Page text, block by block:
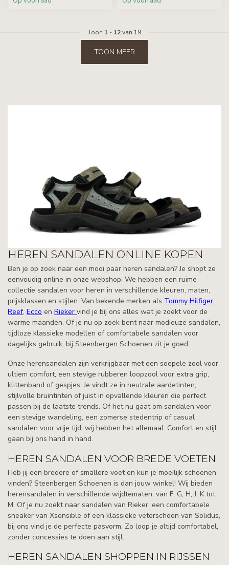
Toon 1 - 12van 19
TOON MEER
HEREN SANDALEN ONLINE KOPEN
Ben je op zoek naar een mooi paar heren sandalen? Je shopt ze
eenvoudig online in onze webshop. We hebben een ruime
collectie sandalen voor heren in verschillende kleuren, maten,
prijsklassen en stijlen. Van bekende merken als Tommy Hilfiger,
Reef, Ecco en Rieker vind je bij ons alles wat je zoekt voor de
warme maanden. Of je nu op zoek bent naar modieuze sandalen,
tijdloze klassieke modellen of comfortabele sandalen voor
dagelijks gebruik, bij Steenbergen Schoenen zit je goed.
Onze herensandalen zijn verkrijgbaar met een soepele zool voor
ultiem comfort, een stevige rubberen loopzool voor extra grip,
klittenband of gespjes. Je vindt ze in neutrale aardetinten,
stijlvolle bruintinten of juist in opvallende kleuren die perfect
passen bij de laatste trends. Of het nu gaat om sandalen voor
een stevige wandeling, een zomerse stedentrip of casual
sandalen voor vrije tijd, wij hebben het allemaal. Comfort en stijl
gaan bij ons hand in hand.
HEREN SANDALEN VOOR BREDE VOETEN
Heb jij een bredere of smallere voet en kun je moeilijk schoenen
vinden? Steenbergen Schoenen is dan jouw winkel! Wij bieden
herensandalen in verschillende wijdtematen: van F, G, H, J, K tot
M. Of je nu zoekt naar sandalen van Rieker, een comfortabele
sneaker van Xsensible of een klassieke veterschoen van Solidus,
bij ons vind je de perfecte pasvorm. Zo loop je altijd comfortabel,
zonder concessies te doen aan stijl.
HEREN SANDALEN SHOPPEN IN RIJSSEN